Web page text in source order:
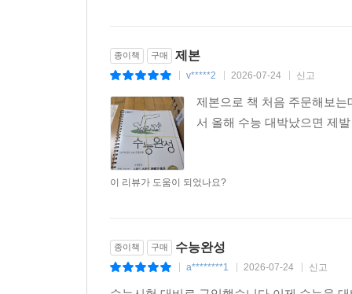
종이책 구매 제본
v*****2 2026-07-24 신고
제본으로 책 처음 주문해보
서 올해 수능 대박났으면 제
이 리뷰가 도움이 되었나요?
종이책 구매 수능완성
a********1 2026-07-24 신고